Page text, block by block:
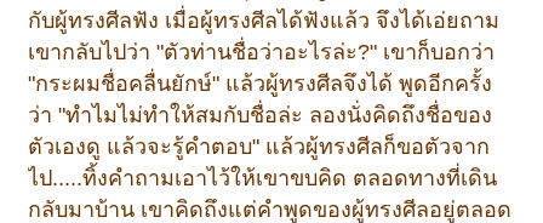
กับผู้ทรงศีลฟัง เมื่อผู้ทรงศีลได้ฟังแล้ว จึงได้เอ่ยถาม
เขากลับไปว่า "ตัวท่านชื่อว่าอะไรล่ะ?" เขาก็บอกว่า
"กระผมชื่อคลื่นยักษ์" แล้วผู้ทรงศีลจึงได้ พูดอีกครั้ง
ว่า "ทำไมไม่ทำให้สมกับชื่อล่ะ ลองนั่งคิดถึงชื่อของ
ตัวเองดู แล้วจะรู้คำตอบ" แล้วผู้ทรงศีลก็ขอตัวจาก
ไป.....ทิ้งคำถามเอาไว้ให้เขาขบคิด ตลอดทางที่เดิน
กลับมาบ้าน เขาคิดถึงแต่คำพูดของผู้ทรงศีลอยู่ตลอด